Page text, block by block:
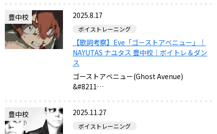
豊中校 2025.8.17
ボイストレーニング
【歌詞考察】Eve「ゴーストアベニュー」｜
NAYUTAS ナユタス 豊中校｜ボイトレ＆ダン
ス
ゴーストアベニュー(Ghost Avenue)
&#8211…
豊中校 2025.11.27
ボイストレーニング